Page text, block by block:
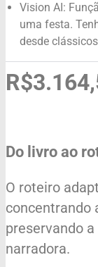
Vision AI:
uma festa.
desde
Do livro ao
O roteiro
concentrando
preservando
narradora.